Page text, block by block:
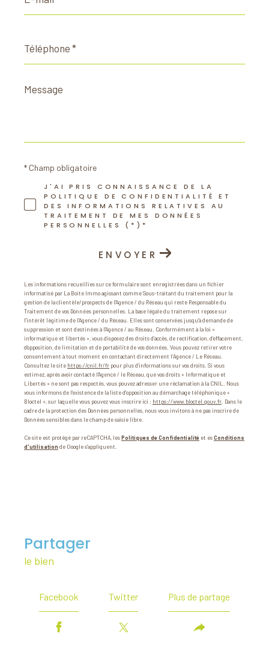
*
*
Message
*
J'AI PRIS CONNAISSANCE DE LA
POLITIQUE DE CONFIDENTIALITÉ ET
DES INFORMATIONS RELATIVES AU
TRAITEMENT DE MES DONNÉES
PERSONNELLES (*)*
* Champ obligatoire
ENVOYER
Les informations recueillies sur ce formulaire sont enregistrées dans un fichier
informatisé par La Boite Immo agissant comme Sous-traitant du traitement pour la
gestion de la clientèle/prospects de l'Agence / du Réseau qui reste Responsable du
Traitement de vos Données personnelles. La base légale du traitement repose sur
l'intérêt légitime de l'Agence / du Réseau. Elles sont conservées jusqu'à demande de
suppression et sont destinées à l'Agence / au Réseau. Conformément à la loi «
informatique et libertés », vous disposez des droits d’accès, de rectification, d’effacement,
d’opposition, de limitation et de portabilité de vos données. Vous pouvez retirer votre
consentement à tout moment en contactant directement l’Agence / Le Réseau.
Consultez le site https://cnil.fr/fr pour plus d’informations sur vos droits. Si vous
estimez, après avoir contacté l'Agence / le Réseau, que vos droits « Informatique et
Libertés » ne sont pas respectés, vous pouvez adresser une réclamation à la CNIL. Nous
vous informons de l’existence de la liste d'opposition au démarchage téléphonique «
Bloctel », sur laquelle vous pouvez vous inscrire ici : https://www.bloctel.gouv.fr . Dans le
cadre de la protection des Données personnelles, nous vous invitons à ne pas inscrire de
Données sensibles dans le champ de saisie libre.
Ce site est protégé par reCAPTCHA, lesPolitiques de Confidentialité et esConditions
d'utilisation de Google s'appliquent.
partager
le bien
Facebook Twitter Plus de partage